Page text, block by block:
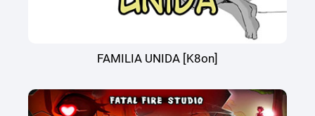
FAMILIA UNIDA [K8on]